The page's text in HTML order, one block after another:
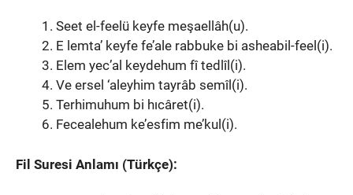
Seet el-feelü keyfe meşaellâh(u).
E lemta’ keyfe fe’ale rabbuke bi asheabil-feel(i).
Elem yec’al keydehum fî tedlîl(i).
Ve ersel ‘aleyhim tayrâb semîl(i).
Terhimuhum bi hıcâret(i).
Fecealehum ke’esfim me’kul(i).
Fil Suresi Anlamı (Türkçe):